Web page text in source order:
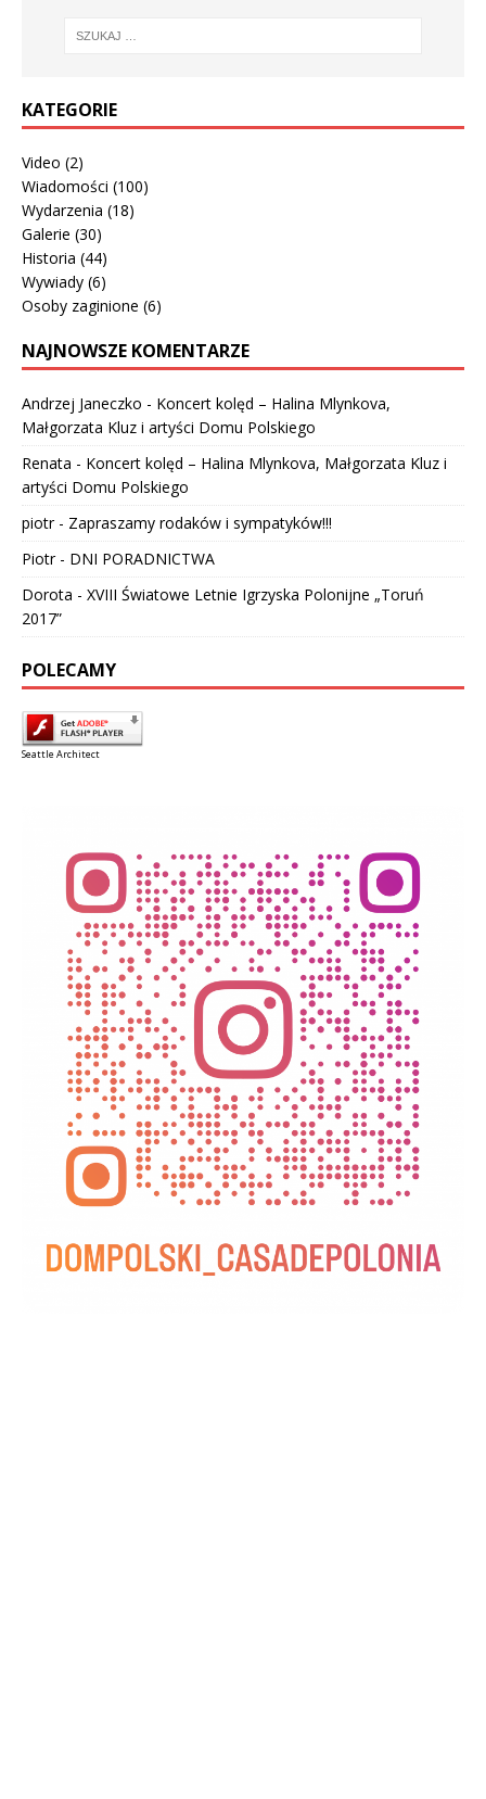
KATEGORIE
Video (2)
Wiadomości (100)
Wydarzenia (18)
Galerie (30)
Historia (44)
Wywiady (6)
Osoby zaginione (6)
NAJNOWSZE KOMENTARZE
Andrzej Janeczko - Koncert kolęd – Halina Mlynkova,
Małgorzata Kluz i artyści Domu Polskiego
Renata - Koncert kolęd – Halina Mlynkova, Małgorzata Kluz i
artyści Domu Polskiego
piotr- Zapraszamy rodaków i sympatyków!!!
Piotr- DNI PORADNICTWA
Dorota - XVIII Światowe Letnie Igrzyska Polonijne „Toruń
2017”
POLECAMY
Seattle Architect